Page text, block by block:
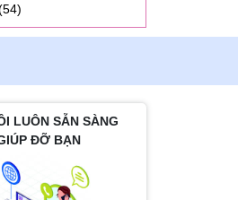
LUÔN SẴN SÀNG
ĐỠ BẠN